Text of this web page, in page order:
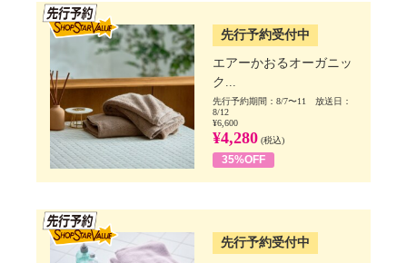
先行予約受付中
エアーかおるオーガニッ
ク...
先行予約期間：8/7〜11 放送日：
8/12
¥6,600
¥4,280 (税込)
35%OFF
先行予約受付中